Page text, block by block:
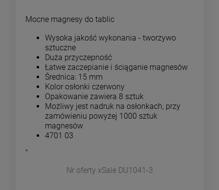
Mocne magnesy do tablic
Wysoka jakość wykonania - tworzywo
sztuczne
Duża przyczepność
Łatwe zaczepianie i ściąganie magnesów
Średnica: 15 mm
Kolor osłonki czerwony
Opakowanie zawiera 8 sztuk
Możliwy jest nadruk na osłonkach, przy
zamówieniu powyżej 1000 sztuk
magnesów
4701 03
"
Nr oferty xSale DU1041-3